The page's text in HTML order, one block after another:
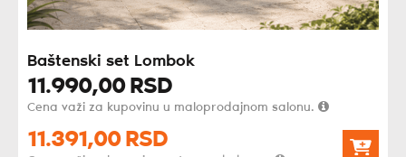
Baštenski set Lombok
11.990,00 RSD
Cena važi za kupovinu u maloprodajnom salonu.
11.391,00 RSD